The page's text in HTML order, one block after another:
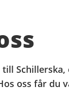
till
oss får du